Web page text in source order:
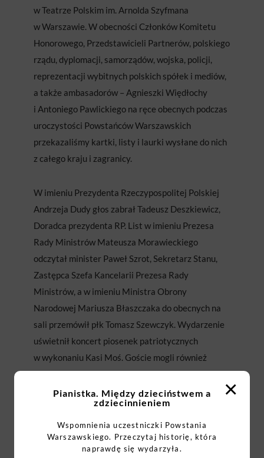
w Teatrze Polskim im. Arnolda Szyfmana
w Warszawie. W obecności Członków Komitetu
Honorowego, Przedstawicieli Partnerów, polskiego
rządu, dyplomacji, samorządów, wojska, policji,
reprezentacji wybitnych polskich spółek i mediów,
a także ambasadorów – Agnieszki Więdłochy
i Antoniego Pawlickiego na ręce obecnych podczas
uroczystości Powstańców Warszawskich
przekazaliśmy kartki, listy i laurki wysłane do nich
z całego kraju i zagranicy.
W imieniu Prezydenta Rzeczypospolitej Polskiej
Andrzeja Dudy głos zabrał Tadeusz Deszkiewicz,
Doradca prezydenta RP. List w imieniu Prezesa
Rady Ministrów Mateusza Morawieckiego
odczytał minister Paweł Szrot, Sekretarz Stanu,
Zastępca Szefa Kancelarii Prezesa Rady
Ministrów, a w imieniu Ministra Obrony
Narodowej Mariusza Błaszczaka do obecnych na
sali przemówił płk Tomasz Szewczyk. Wydarzenie
uświetnił koncert piosenek patriotycznych
w wykonaniu Kasi Moś. Goście mogli również
zobaczyć wystawę zdjęć z Powstania autorstwa
Pana Zbigniewa Grochowskiego.
Łącznie w III edycji akcji BohaterON – włącz
historię! Polacy z kraju i zagranicy wysłali aż 290
×
Pianistka. Między dzieciństwem a
zdziecinnieniem
Wspomnienia uczestniczki Powstania
Warszawskiego. Przeczytaj historię, która
naprawdę się wydarzyła.